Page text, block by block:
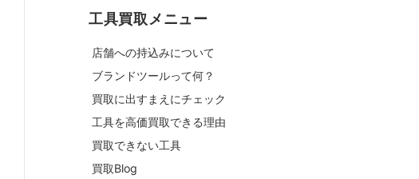
工具買取メニュー
店舗への持込みについて
ブランドツールって何？
買取に出すまえにチェック
工具を高価買取できる理由
買取できない工具
買取Blog